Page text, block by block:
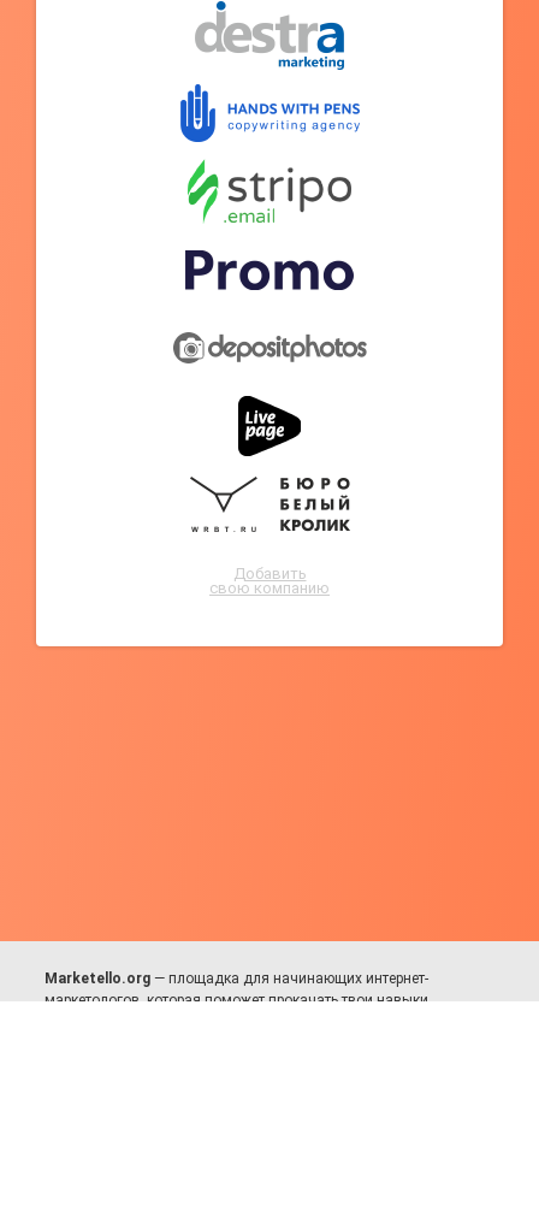
Добавить
свою компанию
Marketello.org — площадка для начинающих интернет-
маркетологов, которая поможет прокачать твои навыки.